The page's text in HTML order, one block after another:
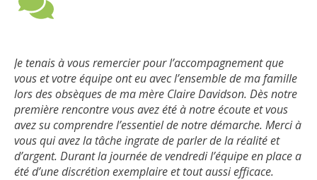
Je voulais vous remercier pour la belle cérémonie pour
Esteban, tout était parfait, malgré le grand nombre de
personnes.
Rodolfo Garcia
Merci pour tout, ce fut une journée vraiment formidable.
Merci pour votre professionnalisme et votre rigueur!
Chantale Veilleux
Je tenais à vous remercier pour l’accompagnement que
vous et votre équipe ont eu avec l’ensemble de ma famille
lors des obsèques de ma mère Claire Davidson. Dès notre
première rencontre vous avez été à notre écoute et vous
avez su comprendre l’essentiel de notre démarche. Merci à
vous qui avez la tâche ingrate de parler de la réalité et
d’argent. Durant la journée de vendredi l’équipe en place a
été d’une discrétion exemplaire et tout aussi efficace.
Tout au long de notre accompagnement, votre délicatesse
a été réconfortante et rassurante, et ce à partir de notre
première rencontre jusqu’à la mise en terre de mon papa.
Chacun d’entre vous a contribué à tout mettre en œuvre
pour nous faciliter la tâche à chacune des étapes. Je vous
remercie d’avoir rendu possible cette belle journée de
Merci à vous pour l’excellent service que nous avons reçu
chez vous. Vous nous avez enlevé beaucoup de stress et
enlevez un énorme poids sur nos épaules en ce moment
éprouvant.
Famille Ullhorn